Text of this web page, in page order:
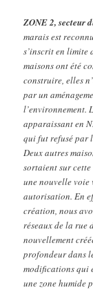
ZONE 2, secteur
marais est
s’inscrit en limite
maisons ont été
construire, elles
par un
l’environnement.
apparaissant en
qui fut refusé par
Deux autres
sortaient sur
une nouvelle voie
autorisation. En
création, nous
réseaux de la rue
nouvellement
profondeur dans
modifications qui
une zone humide